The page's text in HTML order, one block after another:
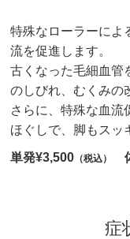
特殊なローラーによ
流を促進します。
古くなった毛細血管
のしびれ、むくみの
さらに、特殊な血流
ほぐしで、脚もスッ
単発¥3,500 （税込）
症